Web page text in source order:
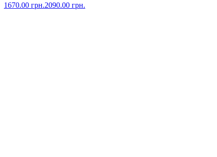
1670.00 грн.2090.00 грн.